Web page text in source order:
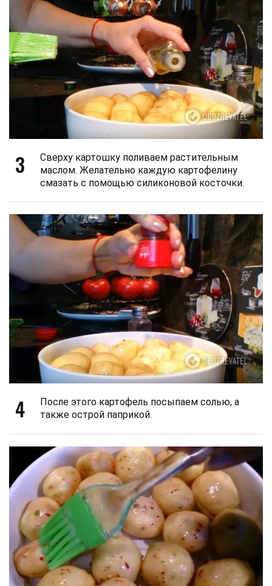
3
Сверху картошку поливаем растительным
маслом. Желательно каждую картофелину
смазать с помощью силиконовой косточки.
4
После этого картофель посыпаем солью, а
также острой паприкой.